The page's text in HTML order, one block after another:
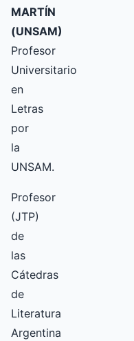
MARTÍN
(UNSAM)
Profesor
Universitario
en
Letras
por
la
UNSAM.
Profesor
(JTP)
de
las
Cátedras
de
Literatura
Argentina